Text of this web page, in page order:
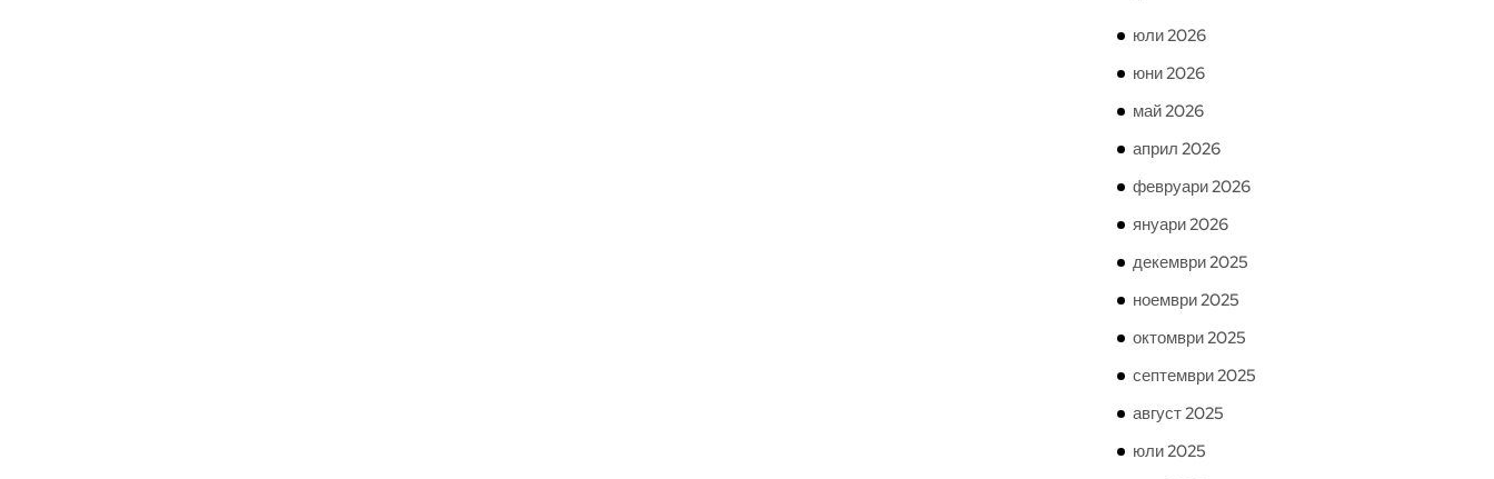
юли 2026
юни 2026
май 2026
април 2026
февруари 2026
януари 2026
декември 2025
ноември 2025
октомври 2025
септември 2025
август 2025
юли 2025